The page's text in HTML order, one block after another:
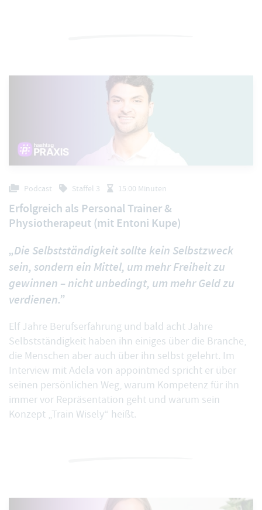
Podcast Staffel 3 15:00 Minuten
Erfolgreich als Personal Trainer &
Physiotherapeut (mit Entoni Kupe)
„Die Selbstständigkeit sollte kein Selbstzweck
sein, sondern ein Mittel, um mehr Freiheit zu
gewinnen – nicht unbedingt, um mehr Geld zu
verdienen.”
Elf Jahre Berufserfahrung und bald acht Jahre
Selbstständigkeit haben ihn einiges über die Branche,
die Menschen aber auch über ihn selbst gelehrt. Im
Interview mit Adela von appointmed spricht er über
seinen persönlichen Weg, warum Kompetenz für ihn
immer vor Repräsentation geht und warum sein
Konzept „Train Wisely“ heißt.